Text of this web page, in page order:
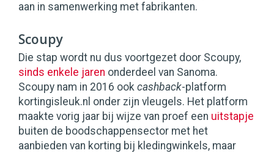
aan in samenwerking met fabrikanten.
Scoupy
Die stap wordt nu dus voortgezet door Scoupy,
sinds enkele jaren onderdeel van Sanoma.
Scoupy nam in 2016 ook cashback-platform
kortingisleuk.nl onder zijn vleugels. Het platform
maakte vorig jaar bij wijze van proef een uitstapje
buiten de boodschappensector met het
aanbieden van korting bij kledingwinkels, maar